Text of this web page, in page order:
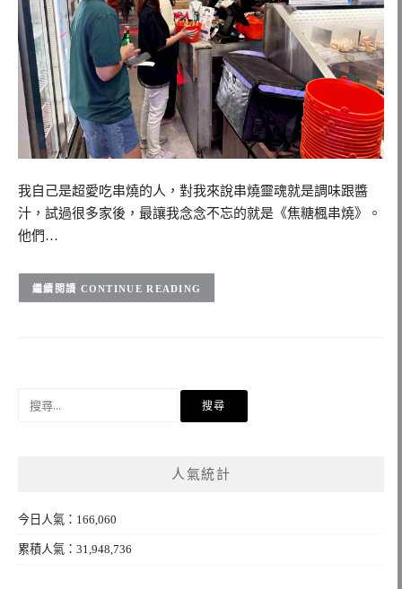
我自己是超愛吃串燒的人，對我來說串燒靈魂就是調味跟醬
汁，試過很多家後，最讓我念念不忘的就是《焦糖楓串燒》。
他們…
CONTINUE READING
人氣統計
今日人氣：166,060
累積人氣：31,948,736